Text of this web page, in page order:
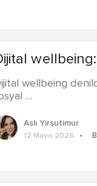
wellbeing
…
Aslı Yirsutimur
12 Mayıs 2026